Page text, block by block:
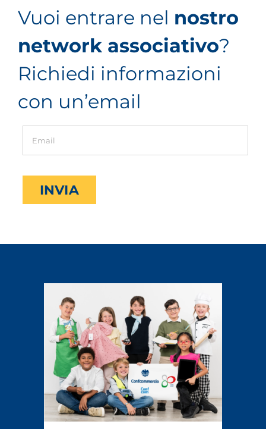
Vuoi entrare nel nostro
network associativo?
Richiedi informazioni
con un’email